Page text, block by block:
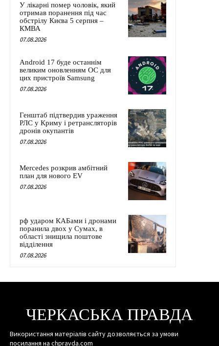
У лікарні помер чоловік, який
отримав поранення під час
обстрілу Києва 5 серпня –
КМВА
07.08.2026
Android 17 буде останнім
великим оновленням ОС для
цих пристроїв Samsung
07.08.2026
Генштаб підтвердив ураження
РЛС у Криму і ретрансляторів
дронів окупантів
07.08.2026
Mercedes розкрив амбітний
план для нового EV
07.08.2026
рф ударом КАБами і дронами
поранила двох у Сумах, в
області знищила поштове
відділення
07.08.2026
ЧЕРКАСЬКА ПРАВДА
Використання матеріалів сайту дозволяється за умови
посилання на chpravda.com